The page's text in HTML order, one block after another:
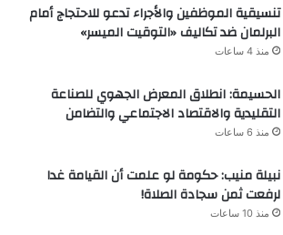
تنسيقية الموظفين والأجراء تدعو للاحتجاج أمام
البرلمان ضد تكاليف «التوقيت الميسر»
منذ 4 ساعات
الحسيمة: انطلاق المعرض الجهوي للصناعة
التقليدية والاقتصاد الاجتماعي والتضامن
منذ 6 ساعات
نبيلة منيب: حكومة لو علمت أن القيامة غدا
لرفعت ثمن سجادة الصلاة!
منذ 10 ساعات